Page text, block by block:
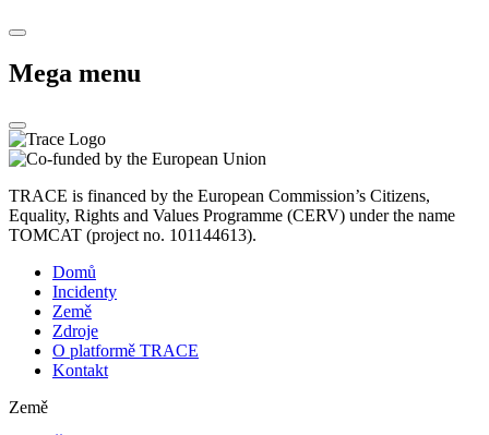
Mega menu
TRACE is financed by the European Commission’s Citizens,
Equality, Rights and Values Programme (CERV) under the name
TOMCAT (project no. 101144613).
Domů
Incidenty
Země
Zdroje
O platformě TRACE
Kontakt
Země